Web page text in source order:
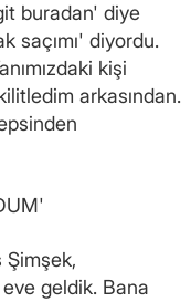
buradan' diye
saçımı' diyordu.
kişi
arkasından.
Şimşek,
geldik. Bana